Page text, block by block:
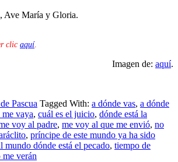
Ave María y Gloria.
clic aquí.
Imagen de: aquí.
Pascua Tagged With: a dónde vas, a dónde
vaya, cuál es el juicio, dónde está la
voy al padre, me voy al que me envió, no
, príncipe de este mundo ya ha sido
mundo dónde está el pecado, tiempo de
me verán